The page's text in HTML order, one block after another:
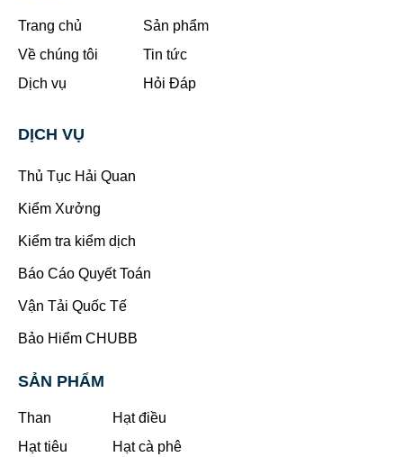
Trang chủ
Về chúng tôi
Dịch vụ
Sản phẩm
Tin tức
Hỏi Đáp
DỊCH VỤ
Thủ Tục Hải Quan
Kiểm Xưởng
Kiểm tra kiểm dịch
Báo Cáo Quyết Toán
Vận Tải Quốc Tế
Bảo Hiểm CHUBB
SẢN PHẨM
Than
Hạt tiêu
Hạt điều
Hạt cà phê